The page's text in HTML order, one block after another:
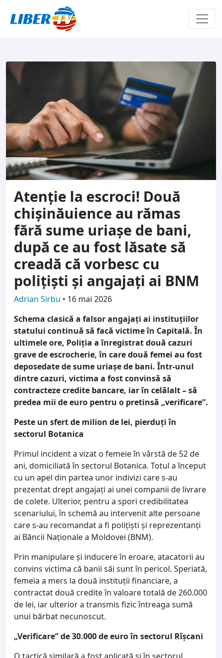
Atenție la escroci! Două
chișinăuience au rămas
fără sume uriașe de bani,
după ce au fost lăsate să
creadă că vorbesc cu
polițiști și angajați ai BNM
Adrian Sirbu • 16 mai 2026
Schema clasică a falsor angajați ai instituțiilor
statului continuă să facă victime în Capitală. În
ultimele ore, Poliția a înregistrat două cazuri
grave de escrocherie, în care două femei au fost
deposedate de sume uriașe de bani. Într-unul
dintre cazuri, victima a fost convinsă să
contracteze credite bancare, iar în celălalt – să
predea mii de euro pentru o pretinsă „verificare”.
Peste un sfert de milion de lei, pierduți în
sectorul Botanica
Primul incident a vizat o femeie în vârstă de 52 de
ani, domiciliată în sectorul Botanica. Totul a început
cu un apel din partea unor indivizi care s-au
prezentat drept angajați ai unei companii de livrare
de colete. Ulterior, pentru a spori credibilitatea
scenariului, în schemă au intervenit alte persoane
care s-au recomandat a fi polițiști și reprezentanți
ai Băncii Naționale a Moldovei (BNM).
Prin manipulare și inducere în eroare, atacatorii au
convins victima că banii săi sunt în pericol. Speriată,
femeia a mers la două instituții financiare, a
contractat două credite în valoare totală de 260.000
de lei, iar ulterior a transmis fizic întreaga sumă
unui bărbat necunoscut.
„Verificare” de 30.000 de euro în sectorul Rîșcani
O tactică similară a fost aplicată și în sectorul